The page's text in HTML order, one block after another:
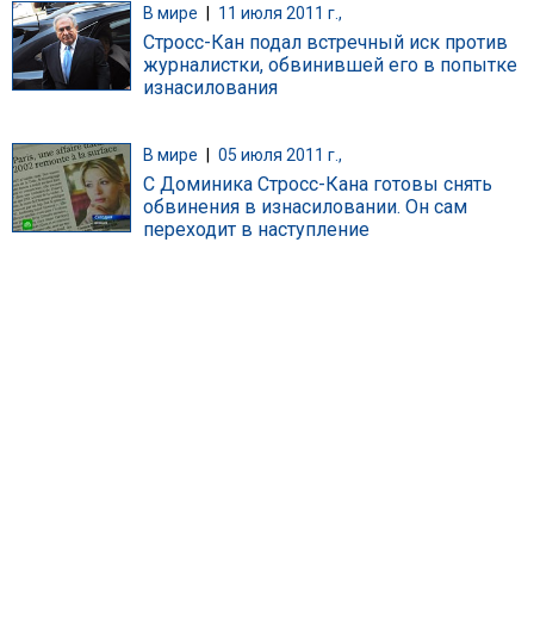
В мире | 11 июля 2011 г.,
Стросс-Кан подал встречный иск против
журналистки, обвинившей его в попытке
изнасилования
В мире 05 июля 2011 г.,
С Доминика Стросс-Кана готовы снять
обвинения в изнасиловании. Он сам
переходит в наступление